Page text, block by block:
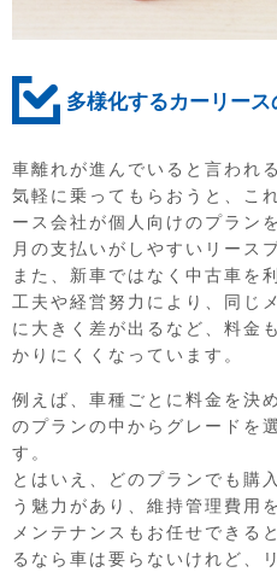
多様化するカーリース
車離れが進んでいると言われ
気軽に乗ってもらおうと、こ
ース会社が個人向けのプラン
月の支払いがしやすいリース
また、新車ではなく中古車を
工夫や経営努力により、同じ
に大きく差が出るなど、料金
かりにくくなっています。
例えば、車種ごとに料金を決
のプランの中からグレードを
す。
とはいえ、どのプランでも購
う魅力があり、維持管理費用
メンテナンスもお任せできる
るなら車は要らないけれど、